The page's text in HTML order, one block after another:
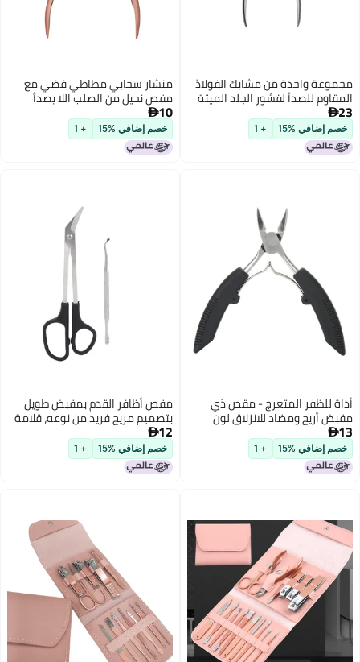
منشار سحابي مطاطي فضي مع
مقص نحيل من الصلب اللا يصدأ
لإزالة الجلد الميت والصلبي وغزوات
الأظافر ومقص أظافر أداة صبغ
الأظافر باللون الذهبي الوردي
10
خصم إضافي %15 + 1
مقص أظافر القدم بمقبض طويل
بتصميم مريح فريد من نوعه، قلامة
أظافر القدم مع ملقط أظافر للبالغين
وكبار السن
12
خصم إضافي %15 + 1